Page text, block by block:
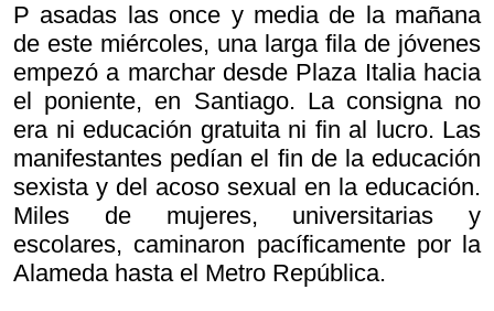
P asadas las once y media de la mañana
de este miércoles, una larga fila de jóvenes
empezó a marchar desde Plaza Italia hacia
el poniente, en Santiago. La consigna no
era ni educación gratuita ni fin al lucro. Las
manifestantes pedían el fin de la educación
sexista y del acoso sexual en la educación.
Miles de mujeres, universitarias y
escolares, caminaron pacíficamente por la
Alameda hasta el Metro República.